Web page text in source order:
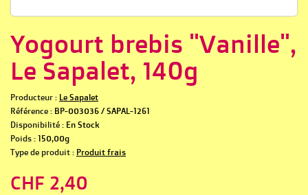
Yogourt brebis "Vanille",
Le Sapalet, 140g
Producteur : Le Sapalet
Référence : BP-003036 / SAPAL-1261
Disponibilité : En Stock
Poids : 150,00g
Type de produit : Produit frais
CHF 2,40